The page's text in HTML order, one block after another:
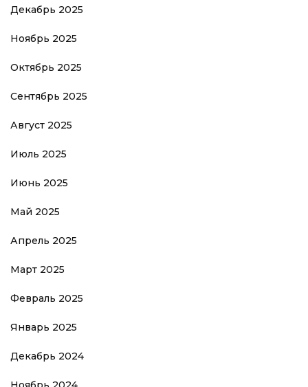
Декабрь 2025
Ноябрь 2025
Октябрь 2025
Сентябрь 2025
Август 2025
Июль 2025
Июнь 2025
Май 2025
Апрель 2025
Март 2025
Февраль 2025
Январь 2025
Декабрь 2024